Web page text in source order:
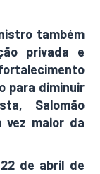
também
privada e
para diminuir
Salomão
vez maior da
de abril de